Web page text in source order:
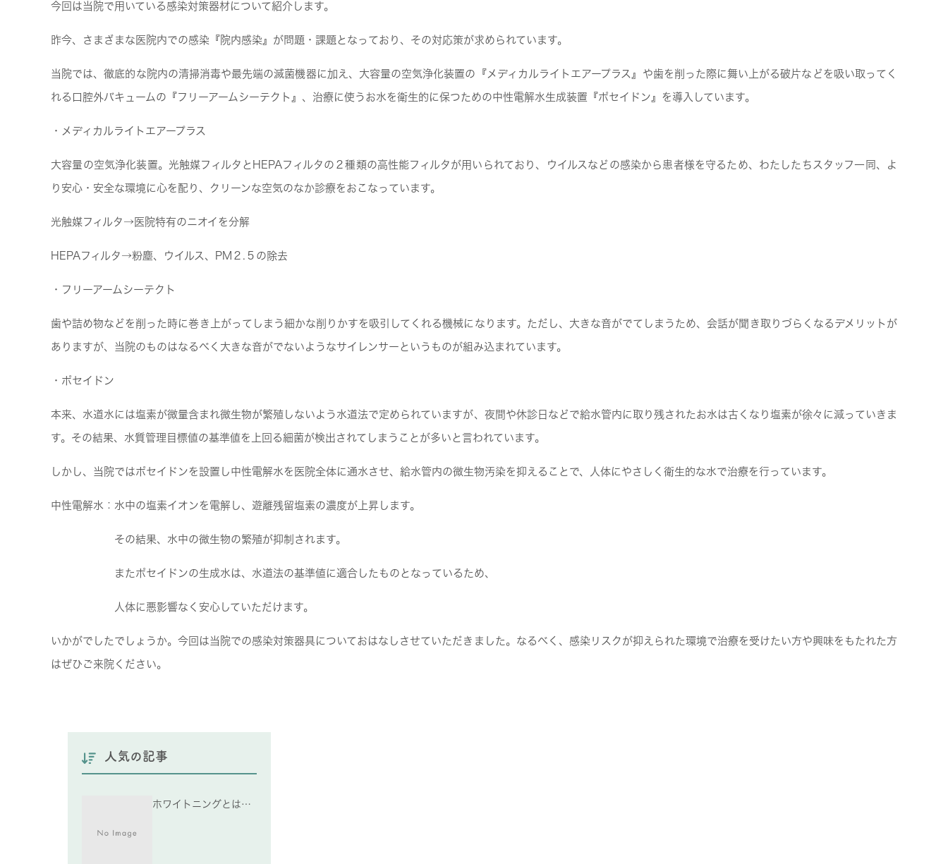
今回は当院で用いている感染対策器材について紹介します。
昨今、さまざまな医院内での感染『院内感染』が問題・課題となっており、その対応策が求められています。
当院では、徹底的な院内の清掃消毒や最先端の滅菌機器に加え、大容量の空気浄化装置の『メディカルライトエアープラス』や歯を削った際に舞い上がる破片などを吸い取ってく
れる口腔外バキュームの『フリーアームシーテクト』、治療に使うお水を衛生的に保つための中性電解水生成装置『ポセイドン』を導入しています。
・メディカルライトエアープラス
大容量の空気浄化装置。光触媒フィルタとHEPAフィルタの２種類の高性能フィルタが用いられており、ウイルスなどの感染から患者様を守るため、わたしたちスタッフ一同、よ
り安心・安全な環境に心を配り、クリーンな空気のなか診療をおこなっています。
光触媒フィルタ→医院特有のニオイを分解
HEPAフィルタ→粉塵、ウイルス、PM２.５の除去
・フリーアームシーテクト
歯や詰め物などを削った時に巻き上がってしまう細かな削りかすを吸引してくれる機械になります。ただし、大きな音がでてしまうため、会話が聞き取りづらくなるデメリットが
ありますが、当院のものはなるべく大きな音がでないようなサイレンサーというものが組み込まれています。
・ポセイドン
本来、水道水には塩素が微量含まれ微生物が繁殖しないよう水道法で定められていますが、夜間や休診日などで給水管内に取り残されたお水は古くなり塩素が徐々に減っていきま
す。その結果、水質管理目標値の基準値を上回る細菌が検出されてしまうことが多いと言われています。
しかし、当院ではポセイドンを設置し中性電解水を医院全体に通水させ、給水管内の微生物汚染を抑えることで、人体にやさしく衛生的な水で治療を行っています。
中性電解水：水中の塩素イオンを電解し、遊離残留塩素の濃度が上昇します。
その結果、水中の微生物の繁殖が抑制されます。
またポセイドンの生成水は、水道法の基準値に適合したものとなっているため、
人体に悪影響なく安心していただけます。
いかがでしたでしょうか。今回は当院での感染対策器具についておはなしさせていただきました。なるべく、感染リスクが抑えられた環境で治療を受けたい方や興味をもたれた方
はぜひご来院ください。
人気の記事
ホワイトニングとは…